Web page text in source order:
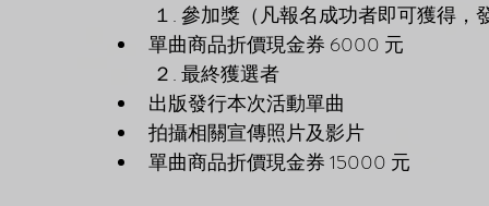
１. 參加獎（凡報名成功者即可獲得
單曲商品折價現金券 6000 元
２. 最終獲選者
出版發行本次活動單曲
拍攝相關宣傳照片及影片
單曲商品折價現金券 15000 元